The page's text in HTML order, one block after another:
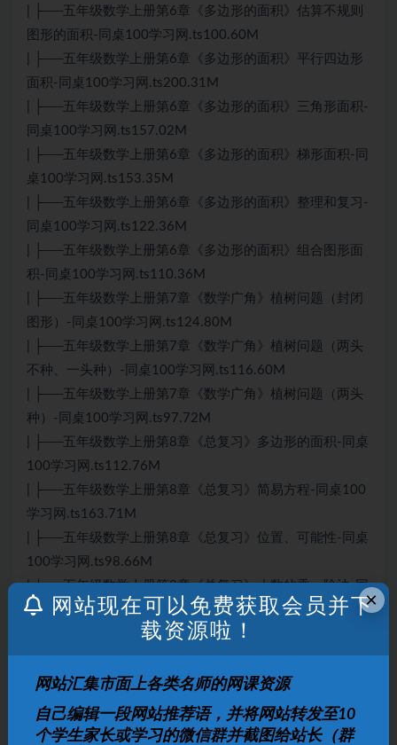
| ├──五年级数学上册第6章《多边形的面积》估算不规则
图形的面积-同桌100学习网.ts100.60M
| ├──五年级数学上册第6章《多边形的面积》平行四边形
面积-同桌100学习网.ts200.31M
| ├──五年级数学上册第6章《多边形的面积》三角形面积-
同桌100学习网.ts157.02M
| ├──五年级数学上册第6章《多边形的面积》梯形面积-同
桌100学习网.ts153.35M
| ├──五年级数学上册第6章《多边形的面积》整理和复习-
同桌100学习网.ts122.36M
| ├──五年级数学上册第6章《多边形的面积》组合图形面
积-同桌100学习网.ts110.36M
| ├──五年级数学上册第7章《数学广角》植树问题（封闭
图形）-同桌100学习网.ts124.80M
| ├──五年级数学上册第7章《数学广角》植树问题（两头
不种、一头种）-同桌100学习网.ts116.60M
| ├──五年级数学上册第7章《数学广角》植树问题（两头
种）-同桌100学习网.ts97.72M
| ├──五年级数学上册第8章《总复习》多边形的面积-同桌
100学习网.ts112.76M
| ├──五年级数学上册第8章《总复习》简易方程-同桌100
学习网.ts163.71M
| ├──五年级数学上册第8章《总复习》位置、可能性-同桌
100学习网.ts98.66M
| └──五年级数学上册第8章《总复习》小数的乘、除法-同
桌100学习网.ts125.70M
| ├──五年级数学下册《探索图形》-同桌100学习
网.ts208.83M
| ├──五年级数学下册第1章《观察物体（三）》-同桌100
学习网.ts80.49M
×
网站现在可以免费获取会员并下
载资源啦！
网站汇集市面上各类名师的网课资源
自己编辑一段网站推荐语，并将网站转发至10
个学生家长或学习的微信群并截图给站长（群